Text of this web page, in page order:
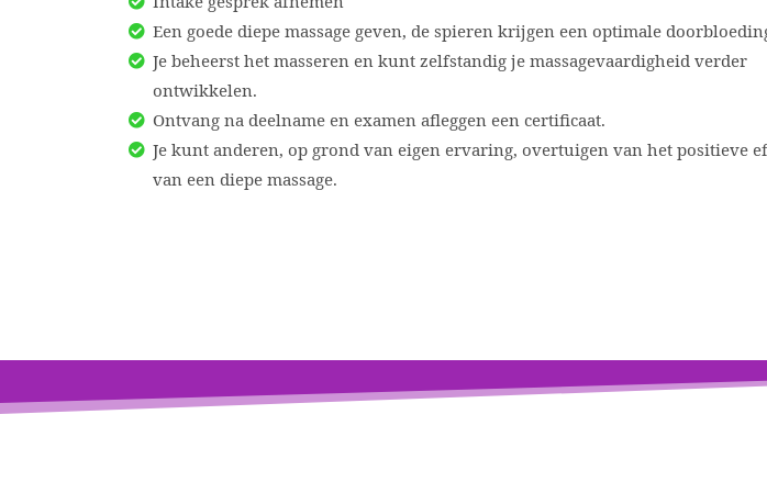
Een goede diepe massage geven, de spieren krijgen een optimale
Je beheerst het masseren en kunt zelfstandig je massagevaardigheid verder
ontwikkelen.
Ontvang na deelname en examen afleggen een certificaat.
Je kunt anderen, op grond van eigen ervaring, overtuigen van het positieve
van een diepe massage.